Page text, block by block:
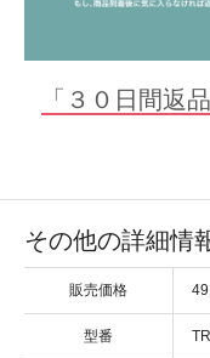
「３０日間返
その他の詳細情
販売価格
型番